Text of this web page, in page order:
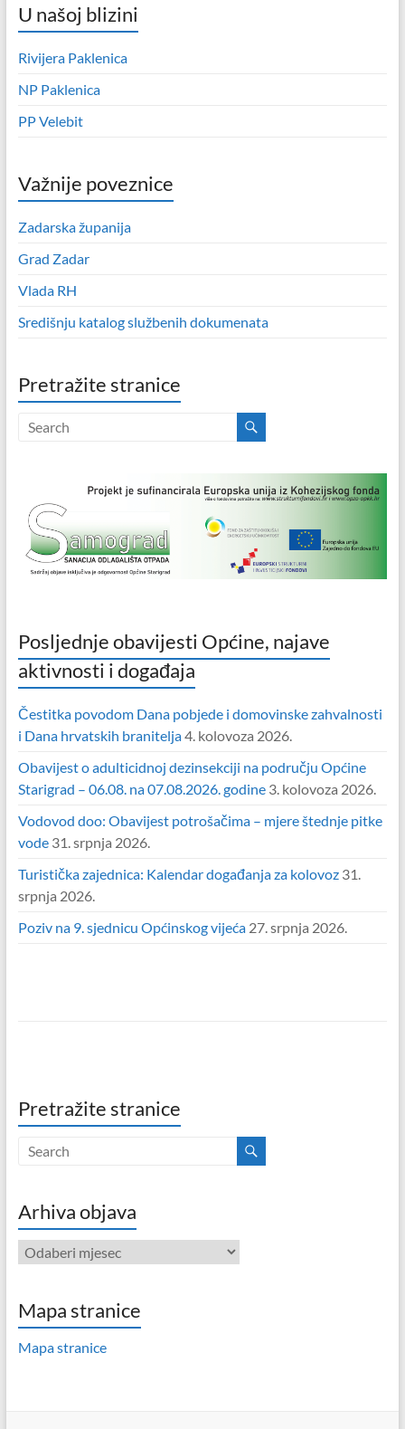
U našoj blizini
Rivijera Paklenica
NP Paklenica
PP Velebit
Važnije poveznice
Zadarska županija
Grad Zadar
Vlada RH
Središnju katalog službenih dokumenata
Pretražite stranice
Posljednje obavijesti Općine, najave
aktivnosti i događaja
Čestitka povodom Dana pobjede i domovinske zahvalnosti
i Dana hrvatskih branitelja4. kolovoza 2026.
Obavijest o adulticidnoj dezinsekciji na području Općine
Starigrad – 06.08. na 07.08.2026. godine 3. kolovoza 2026.
Vodovod doo: Obavijest potrošačima – mjere štednje pitke
vode 31. srpnja 2026.
Turistička zajednica: Kalendar događanja za kolovoz 31.
srpnja 2026.
Poziv na 9. sjednicu Općinskog vijeća 27. srpnja 2026.
Pretražite stranice
Arhiva objava
Arhiva
objava
Mapa stranice
Mapa stranice